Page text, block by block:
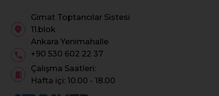
Gimat Toptancılar Sistesi
11.blok
Ankara Yenimahalle
+90 530 602 22 37
Çalışma Saatleri:
Hafta içi: 10.00 - 18.00